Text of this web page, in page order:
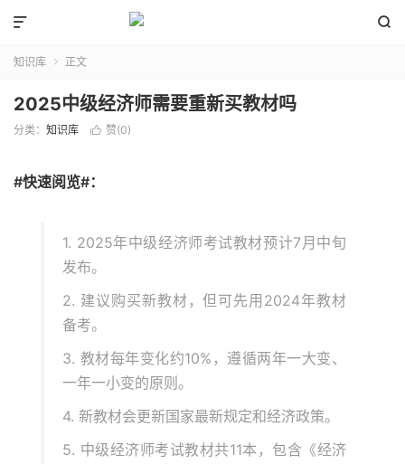


知识库  正文
2025中级经济师需要重新买教材吗
分类： 知识库  赞(0)
#快速阅览#：
1. 2025年中级经济师考试教材预计7月中旬
发布。
2. 建议购买新教材，但可先用2024年教材
备考。
3. 教材每年变化约10%，遵循两年一大变、
一年一小变的原则。
4. 新教材会更新国家最新规定和经济政策。
5. 中级经济师考试教材共11本，包含《经济